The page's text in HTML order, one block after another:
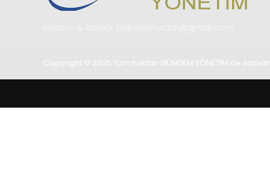
Copyright © 2025 Tüm hakları GÜNDEM YÖNETİM de saklıdır.